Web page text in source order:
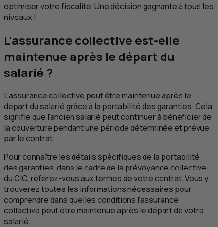
optimiser votre fiscalité. Une décision gagnante à tous les
niveaux !
L’assurance collective est-elle
maintenue après le départ du
salarié ?
L’assurance collective peut être maintenue après le
départ du salarié grâce à la portabilité des garanties. Cela
signifie que l'ancien salarié peut continuer à bénéficier de
la couverture pendant une période déterminée et prévue
par le contrat.
Pour connaître les détails spécifiques de la portabilité
des garanties, dans le cadre de la prévoyance collective
duCIC, référez-vous aux termes de votre contrat. Vous y
trouverez toutes les informations nécessaires pour
comprendre dans quelles conditions l'assurance
collective peut être maintenue après le départ de votre
salarié.